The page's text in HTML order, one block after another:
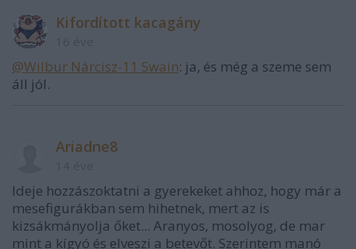
Kifordított kacagány
@Wilbur Nárcisz-11 Swain: ja, és még a szeme sem
áll jól.
Ariadne8
Ideje hozzászoktatni a gyerekeket ahhoz, hogy már a
mesefigurákban sem hihetnek, mert az is
kizsákmányolja őket... Aranyos, mosolyog, de mar
mint a kígyó és elveszi a betevőt. Szerintem manó